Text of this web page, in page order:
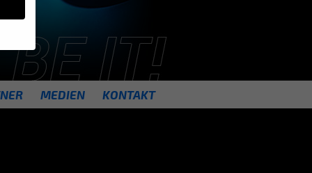
MEDIEN KONTAKT
sind
zu